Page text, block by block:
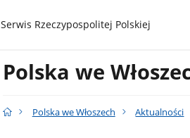
gov.pl
Serwis Rzeczypospolitej Polskiej
Polska we
Polska we Włoszech Aktualności